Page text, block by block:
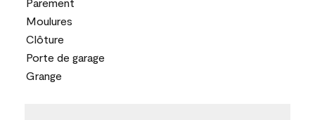
Moulures
Clôture
Porte de garage
Grange